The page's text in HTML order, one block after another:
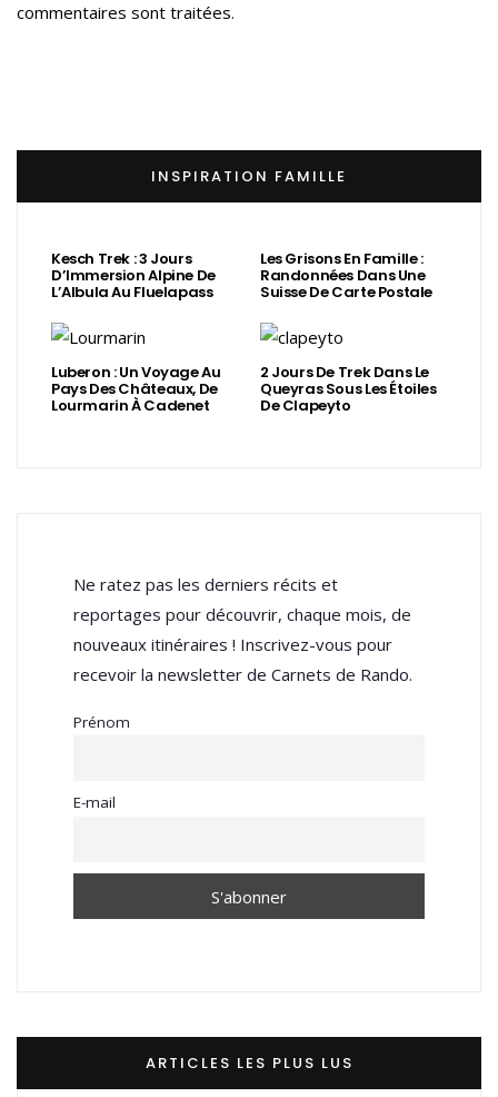
commentaires sont traitées.
INSPIRATION FAMILLE
Kesch Trek : 3 Jours
D’Immersion Alpine De
L’Albula Au Fluelapass
Les Grisons En Famille :
Randonnées Dans Une
Suisse De Carte Postale
Luberon : Un Voyage Au
Pays Des Châteaux, De
Lourmarin À Cadenet
2 Jours De Trek Dans Le
Queyras Sous Les Étoiles
De Clapeyto
Ne ratez pas les derniers récits et
reportages pour découvrir, chaque mois, de
nouveaux itinéraires ! Inscrivez-vous pour
recevoir la newsletter de Carnets de Rando.
Prénom
E-mail
ARTICLES LES PLUS LUS